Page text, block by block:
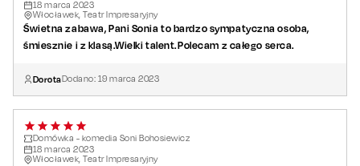
18 marca 2023
Włocławek, Teatr Impresaryjny
Świetna zabawa, Pani Sonia to bardzo sympatyczna osoba,
śmiesznie i z klasą.Wielki talent.Polecam z całego serca.
DorotaDodano: 19 marca 2023
Domówka - komedia Soni Bohosiewicz
18 marca 2023
Włocławek, Teatr Impresaryjny